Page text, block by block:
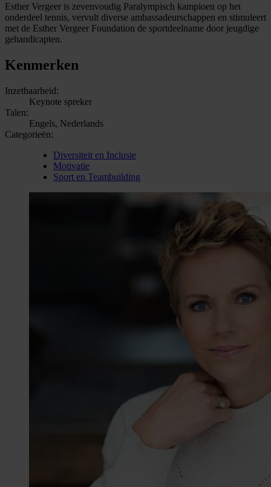
Esther Vergeer is zevenvoudig Paralympisch kampioen op het
onderdeel tennis, vervult diverse ambassadeurschappen en stimuleert
met de Esther Vergeer Foundation de sportdeelname door jeugdige
gehandicapten.
Kenmerken
Inzetbaarheid:
Keynote spreker
Talen:
Engels, Nederlands
Categorieën:
Diversiteit en Inclusie
Motivatie
Sport en Teambuilding